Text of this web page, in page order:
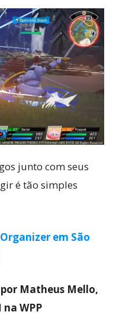
junto com seus
é tão simples
em São
por Matheus Mello,
WPP